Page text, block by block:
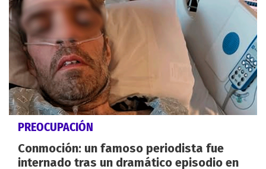
PREOCUPACIÓN
Conmoción: un famoso periodista fue
internado tras un dramático episodio en